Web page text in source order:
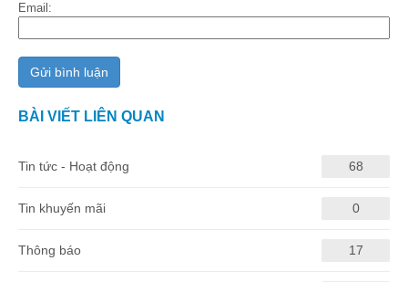
Email:
BÀI VIẾT LIÊN QUAN
Tin tức - Hoạt động 68
Tin khuyến mãi 0
Thông báo 17